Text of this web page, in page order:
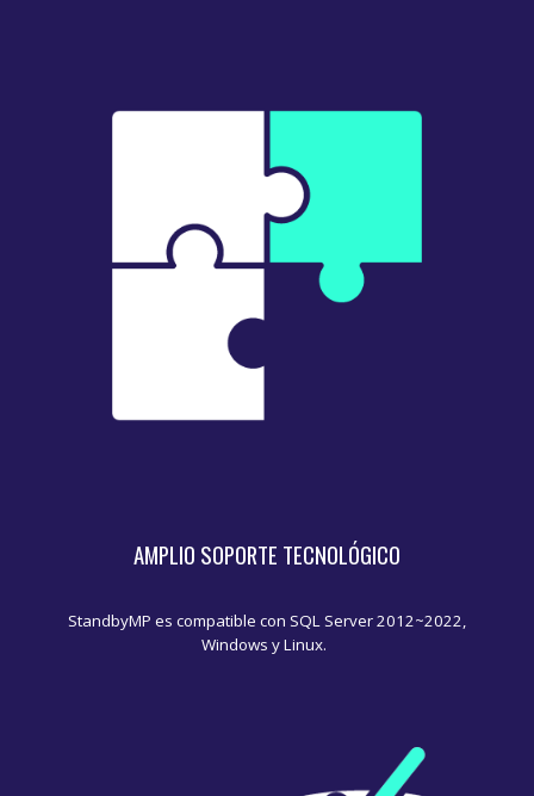
AMPLIO SOPORTE TECNOLÓGICO
StandbyMP es compatible con SQL Server 2012~2022,
Windows y Linux.